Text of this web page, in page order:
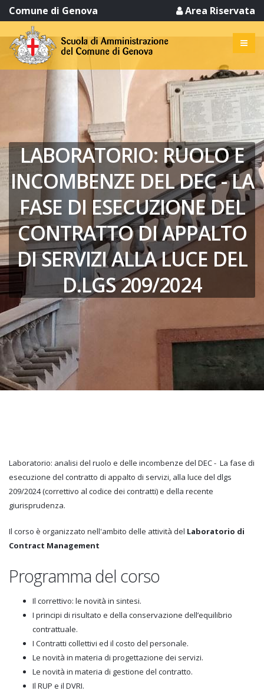
Comune di Genova Area Riservata
LABORATORIO: RUOLO E
INCOMBENZE DEL DEC - LA
FASE DI ESECUZIONE DEL
CONTRATTO DI APPALTO
DI SERVIZI ALLA LUCE DEL
D.LGS 209/2024
Laboratorio: analisi del ruolo e delle incombenze del DEC - La fase di
esecuzione del contratto di appalto di servizi, alla luce del dlgs
209/2024 (correttivo al codice dei contratti) e della recente
giurisprudenza.
Il corso è organizzato nell'ambito delle attività del Laboratorio di
Contract Management
Programma del corso
Il correttivo: le novità in sintesi.
I principi di risultato e della conservazione dell’equilibrio
contrattuale.
I Contratti collettivi ed il costo del personale.
Le novità in materia di progettazione dei servizi.
Le novità in materia di gestione del contratto.
Il RUP e il DVRI.